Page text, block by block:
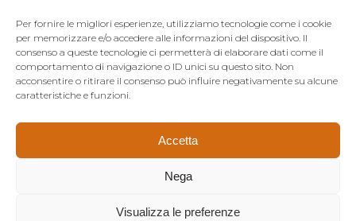
Per fornire le migliori esperienze, utilizziamo tecnologie come i cookie
per memorizzare e/o accedere alle informazioni del dispositivo. Il
consenso a queste tecnologie ci permetterà di elaborare dati come il
comportamento di navigazione o ID unici su questo sito. Non
acconsentire o ritirare il consenso può influire negativamente su alcune
caratteristiche e funzioni.
Accetta
Nega
Visualizza le preferenze
Seguici sui Social